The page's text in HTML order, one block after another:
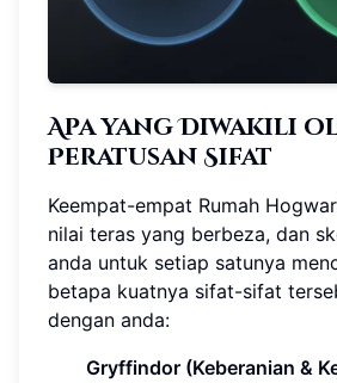
Apa yang Diwakili
Peratusan Sifat
Keempat-empat Rumah
nilai teras yang berbeza, dan
anda untuk setiap satunya
betapa kuatnya sifat-sifat
dengan anda:
Gryffindor (Keberanian &